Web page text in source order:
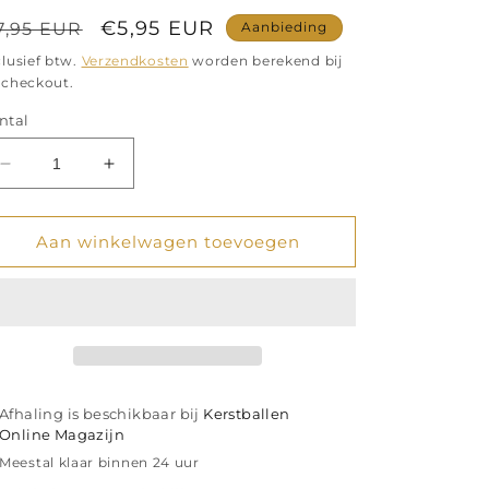
EUR Aanbiedingsprijs
€5,95 EUR Aanbieding
btw. Verzendkosten worden berekend bij
Aantal
verlagen
voor
Glazen
Ornament
Aantal
verhogen
voor
Glazen
Ornament
Aan winkelwagen toevoegen
Afhaling is beschikbaar bij Kerstballen
Online Magazijn
Meestal klaar binnen 24 uur